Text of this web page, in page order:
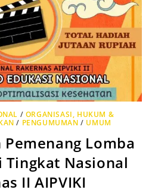
/ ORGANISASI, HUKUM &
/ PENGUMUMAN / UMUM
Lomba
Tingkat Nasional
II AIPVIKI